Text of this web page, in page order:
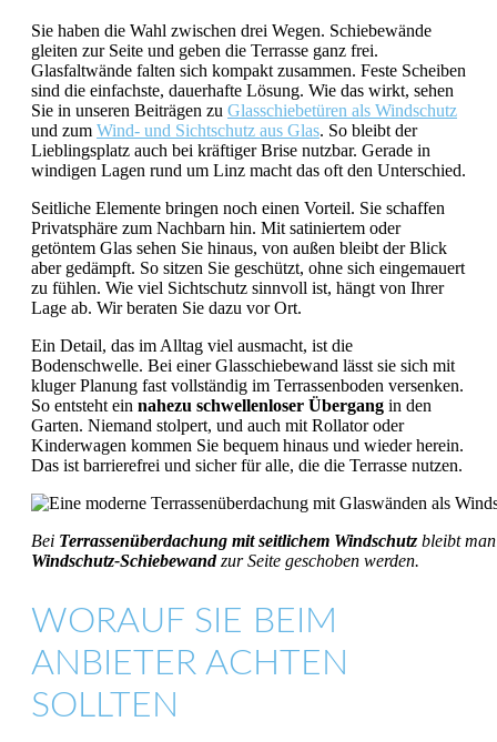
Sie haben die Wahl zwischen drei Wegen. Schiebewände
gleiten zur Seite und geben die Terrasse ganz frei.
Glasfaltwände falten sich kompakt zusammen. Feste Scheiben
sind die einfachste, dauerhafte Lösung. Wie das wirkt, sehen
Sie in unseren Beiträgen zu Glasschiebetüren als Windschutz
und zum Wind- und Sichtschutz aus Glas. So bleibt der
Lieblingsplatz auch bei kräftiger Brise nutzbar. Gerade in
windigen Lagen rund um Linz macht das oft den Unterschied.
Seitliche Elemente bringen noch einen Vorteil. Sie schaffen
Privatsphäre zum Nachbarn hin. Mit satiniertem oder
getöntem Glas sehen Sie hinaus, von außen bleibt der Blick
aber gedämpft. So sitzen Sie geschützt, ohne sich eingemauert
zu fühlen. Wie viel Sichtschutz sinnvoll ist, hängt von Ihrer
Lage ab. Wir beraten Sie dazu vor Ort.
Ein Detail, das im Alltag viel ausmacht, ist die
Bodenschwelle. Bei einer Glasschiebewand lässt sie sich mit
kluger Planung fast vollständig im Terrassenboden versenken.
So entsteht ein nahezu schwellenloser Übergang in den
Garten. Niemand stolpert, und auch mit Rollator oder
Kinderwagen kommen Sie bequem hinaus und wieder herein.
Das ist barrierefrei und sicher für alle, die die Terrasse nutzen.
Bei Terrassenüberdachung mit seitlichem Windschutz bleibt
Windschutz-Schiebewandzur Seite geschoben werden.
WORAUF SIE BEIM
ANBIETER ACHTEN
SOLLTEN